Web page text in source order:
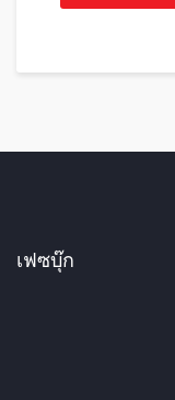
เฟซบุ๊ก